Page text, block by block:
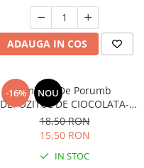
ADAUGA IN COS
-16% NOU
Amidon De Porumb
DEPOZITUL DE CIOCOLATA-
1kg
18,50 RON
15,50 RON
IN STOC